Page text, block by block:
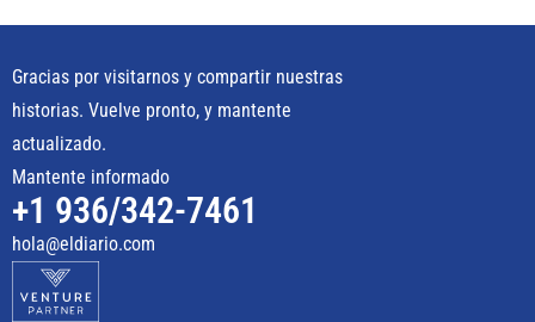
Gracias por visitarnos y compartir nuestras
historias. Vuelve pronto, y mantente
actualizado.
Mantente informado
+1 936/342-7461
hola@eldiario.com